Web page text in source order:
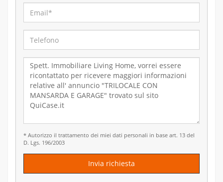
* Autorizzo il trattamento dei miei dati personali in base art. 13 del
D. Lgs. 196/2003
Invia richiesta